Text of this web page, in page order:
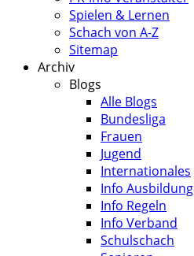
Spielen & Lernen
Schach von A-Z
Sitemap
Archiv
Blogs
Alle Blogs
Bundesliga
Frauen
Jugend
Internationales
Info Ausbildung
Info Regeln
Info Verband
Schulschach